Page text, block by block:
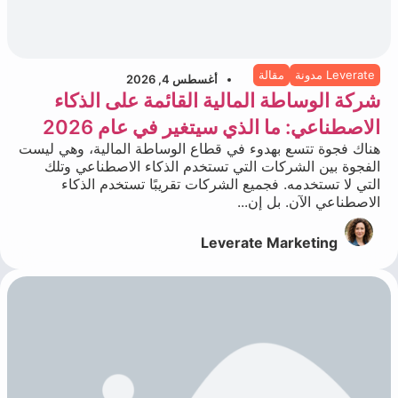
Leverate مدونة مقالة أغسطس 4, 2026
شركة الوساطة المالية القائمة على الذكاء
الاصطناعي: ما الذي سيتغير في عام 2026
هناك فجوة تتسع بهدوء في قطاع الوساطة المالية، وهي ليست
الفجوة بين الشركات التي تستخدم الذكاء الاصطناعي وتلك
التي لا تستخدمه. فجميع الشركات تقريبًا تستخدم الذكاء
الاصطناعي الآن. بل إن...
Leverate Marketing